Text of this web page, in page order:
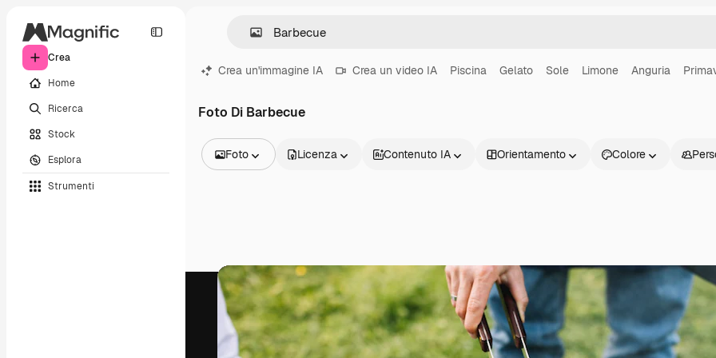
Crea
Home
Ricerca
Stock
Esplora
Strumenti
Crea un'immagine IA Crea un video IA Piscina Gelato Sole Limone Anguria
Foto Di Barbecue
Foto
Video
Clip video
Motion graphic
Modelli di video
Icone
Modelli 3D
Licenza Contenuto IA Orientamento Colore
Prodotti Inizia